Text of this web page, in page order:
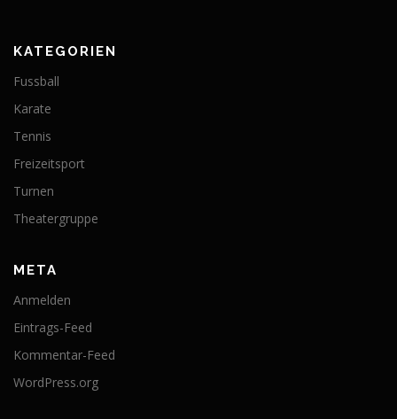
KATEGORIEN
Fussball
Karate
Tennis
Freizeitsport
Turnen
Theatergruppe
META
Anmelden
Eintrags-Feed
Kommentar-Feed
WordPress.org